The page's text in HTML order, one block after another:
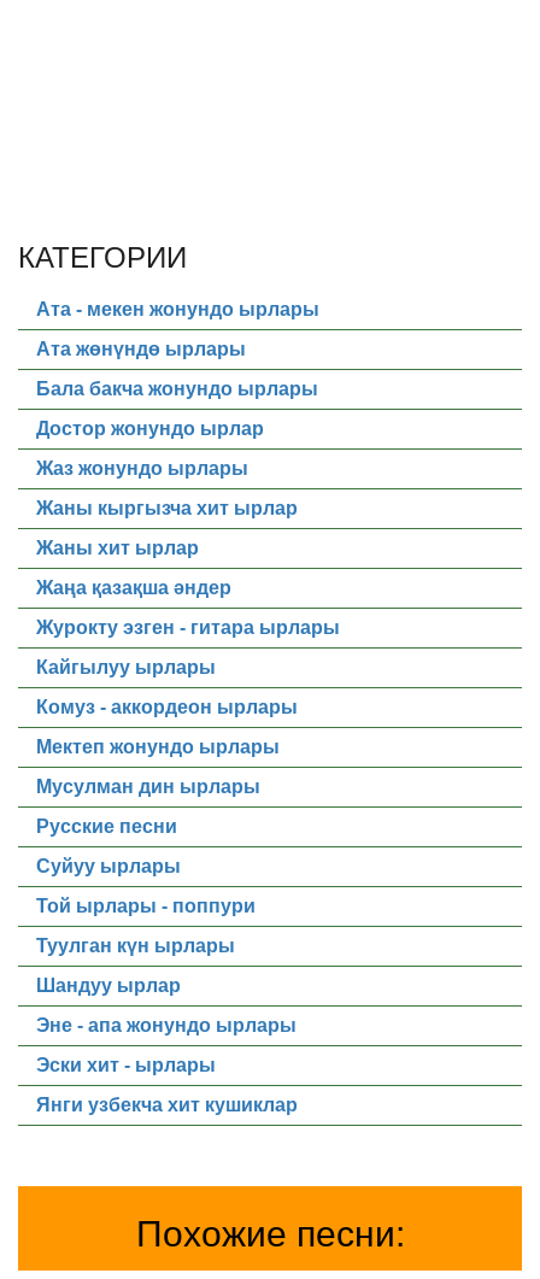
КАТЕГОРИИ
Ата - мекен жонундо ырлары
Ата жөнүндө ырлары
Бала бакча жонундо ырлары
Достор жонундо ырлар
Жаз жонундо ырлары
Жаны кыргызча хит ырлар
Жаны хит ырлар
Жаңа қазақша әндер
Журокту эзген - гитара ырлары
Кайгылуу ырлары
Комуз - аккордеон ырлары
Мектеп жонундо ырлары
Мусулман дин ырлары
Русские песни
Суйуу ырлары
Той ырлары - поппури
Туулган күн ырлары
Шандуу ырлар
Эне - апа жонундо ырлары
Эски хит - ырлары
Янги узбекча хит кушиклар
Похожие песни: